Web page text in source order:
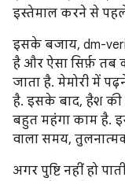
इस्तेमाल करने से
इसके बजाय, dm-
है और ऐसा सिर्फ़ तब
जाता है. मेमोरी में
है. इसके बाद, हैश की
बहुत महंगा काम है.
वाला समय,
अगर पुष्टि नहीं हो